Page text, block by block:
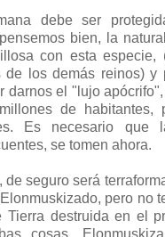
debe ser
bien, la
con esta
de los demás reinos) y
darnos el "lujo
de habitantes,
Es necesario que
se tomen ahora.
de seguro será
pero no
Tierra destruida en el